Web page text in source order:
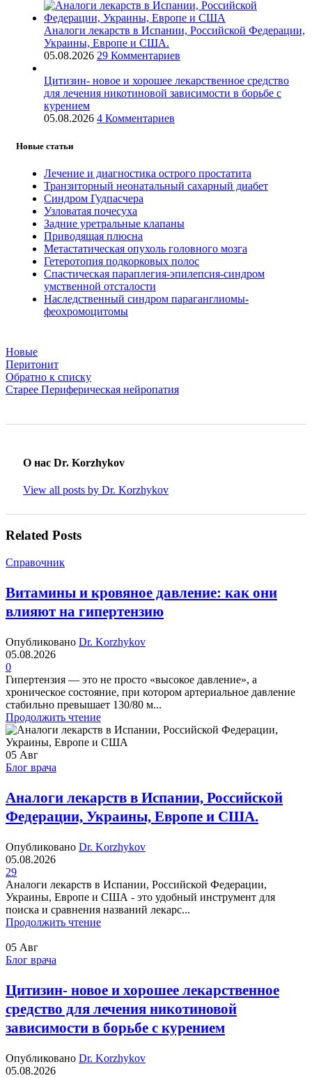
Аналоги лекарств в Испании, Российской Федерации,
Украины, Европе и США.
05.08.2026 29 Комментариев
Цитизин- новое и хорошее лекарственное средство
для лечения никотиновой зависимости в борьбе с
курением
05.08.2026 4 Комментариев
Новые статьи
Лечение и диагностика острого простатита
Транзиторный неонатальный сахарный диабет
Синдром Гудпасчера
Узловатая почесуха
Задние уретральные клапаны
Приводящая плюсна
Метастатическая опухоль головного мозга
Гетеротопия подкорковых полос
Спастическая параплегия-эпилепсия-синдром
умственной отсталости
Наследственный синдром параганглиомы-
феохромоцитомы
Новые
Перитонит
Обратно к списку
Старее Периферическая нейропатия
О нас Dr. Korzhykov
View all posts by Dr. Korzhykov
Related Posts
Справочник
Витамины и кровяное давление: как они
влияют на гипертензию
Опубликовано Dr. Korzhykov
05.08.2026
0
Гипертензия — это не просто «высокое давление», а
хроническое состояние, при котором артериальное давление
стабильно превышает 130/80 м...
Продолжить чтение
05 Авг
Блог врача
Аналоги лекарств в Испании, Российской
Федерации, Украины, Европе и США.
Опубликовано Dr. Korzhykov
05.08.2026
29
Аналоги лекарств в Испании, Российской Федерации,
Украины, Европе и США - это удобный инструмент для
поиска и сравнения названий лекарс...
Продолжить чтение
05 Авг
Блог врача
Цитизин- новое и хорошее лекарственное
средство для лечения никотиновой
зависимости в борьбе с курением
Опубликовано Dr. Korzhykov
05.08.2026